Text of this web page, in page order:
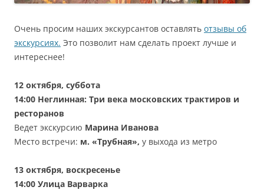
Очень просим наших экскурсантов оставлять отзывы об
экскурсиях. Это позволит нам сделать проект лучше и
интереснее!
12 октября, суббота
14:00 Неглинная: Три века московских трактиров и
ресторанов
Ведет экскурсию Марина Иванова
Место встречи: м. «Трубная», у выхода из метро
13 октября, воскресенье
14:00 Улица Варварка